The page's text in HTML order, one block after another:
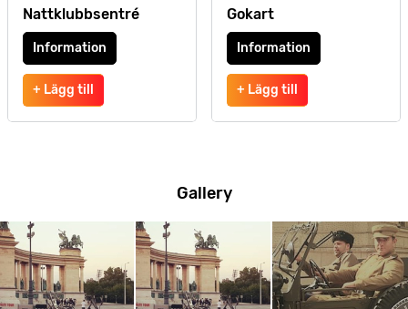
Nattklubbsentré
Information
+ Lägg till
Gokart
Information
+ Lägg till
Gallery